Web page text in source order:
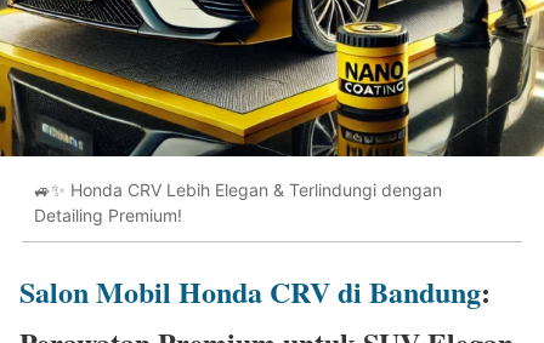
🚙✨ Honda CRV Lebih Elegan & Terlindungi dengan
Detailing Premium!
Salon Mobil Honda CRV di Bandung: